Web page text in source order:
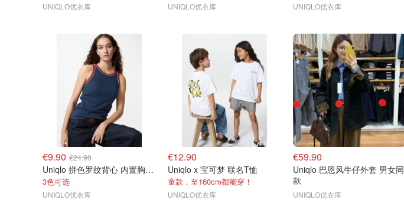
UNIQLO优衣库 UNIQLO优衣库 UNIQLO优衣库
€9.90 €24.90
Uniqlo 拼色罗纹背心 内置胸垫 标准款
3色可选
UNIQLO优衣库
€12.90
Uniqlo x 宝可梦 联名T恤
童款，至160cm都能穿！
UNIQLO优衣库
€59.90
Uniqlo 巴恩风牛仔外套 男女同
款
UNIQLO优衣库